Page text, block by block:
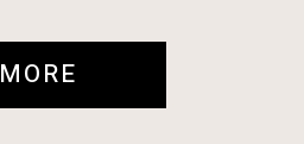
MORE